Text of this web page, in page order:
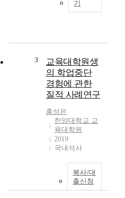
기
3
교육대학원생
의 학업중단
경험에 관한
질적 사례연구
홍성은
한양대학교 교
육대학원
2019
국내석사
복사/대
출신청